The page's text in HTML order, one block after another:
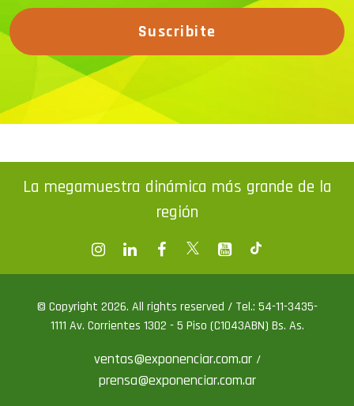
Suscribite
La megamuestra dinámica más grande de la
región
© Copyright 2026. All rights reserved / Tel.: 54-11-3435-
1111 Av. Corrientes 1302 - 5 Piso (C1043ABN) Bs. As.
ventas@exponenciar.com.ar /
prensa@exponenciar.com.ar